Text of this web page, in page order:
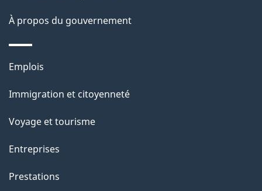
À propos du gouvernement
Thèmes
sujets
Emplois
Immigration et citoyenneté
Voyage et tourisme
Entreprises
Prestations